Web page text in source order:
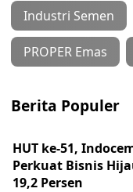
Industri Semen
PROPER Emas
Berita Populer
HUT ke-51,
Perkuat Bisnis
19,2 Persen